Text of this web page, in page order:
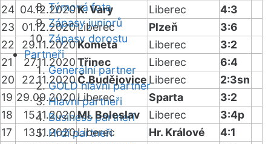
Týmová fota
Zápasy juniorů
Zápasy dorostu
Partneři
Generální partner
GOLD hlavní partner
Hlavní partneři
Business partneři
Hrdí partneři
24 04.12.2020K. Vary Liberec
4:3
23
01.12.2020Liberec Plzeň
3:6
22
29.11.2020Kometa Liberec
3:2
21
27.11.2020Třinec Liberec
6:4
20
22.11.2020Č.Budějovice Liberec
2:3sn
19 29.09.2020Liberec Sparta
3:2
18
15.11.2020Ml. Boleslav Liberec
3:4p
17
13.11.2020Liberec Hr. Králové
4:1